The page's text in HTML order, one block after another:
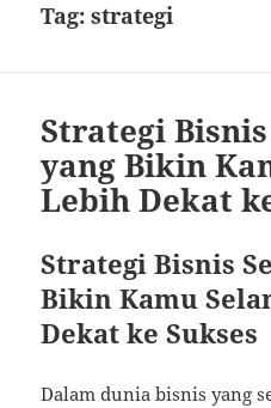
Tag:strategi
Strategi
yang Bikin
Lebih Dekat
Strategi Bisnis
Bikin Kamu
Dekat ke Sukses
Dalam dunia bisnis yang